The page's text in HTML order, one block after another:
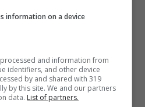
sia
Io ho
e la
stessa
information on a device
and information from
identifiers, and other device
by and shared with 319
by this site. We and our partners
data. List of partners.